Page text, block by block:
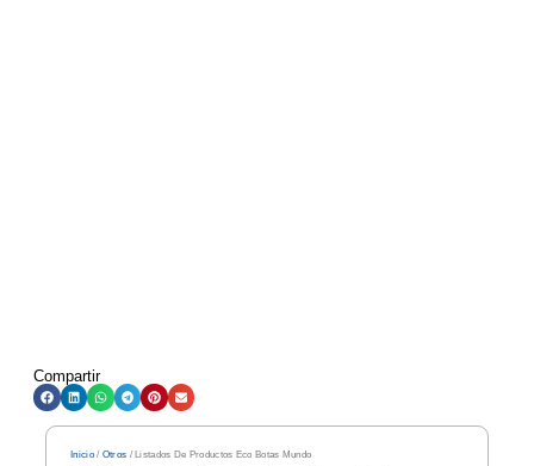
Compartir
Inicio/ Otros / Listados De Productos Eco Botas Mundo